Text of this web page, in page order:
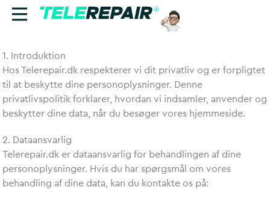
Reparation
Sælg
Erhverv
Ring til os:
1. Introduktion
Hos Telerepair.dk respekterer vi dit privatliv og er forpligtet
til at beskytte dine personoplysninger. Denne
privatlivspolitik forklarer, hvordan vi indsamler, anvender og
beskytter dine data, når du besøger vores hjemmeside.
2. Dataansvarlig
Telerepair.dk er dataansvarlig for behandlingen af dine
personoplysninger. Hvis du har spørgsmål om vores
behandling af dine data, kan du kontakte os på: